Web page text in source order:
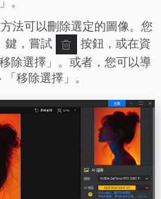
法可以刪除選定的圖像。您
鍵，嘗試
按鈕，或在資
除選擇」。或者，您可以導
移除選擇」。